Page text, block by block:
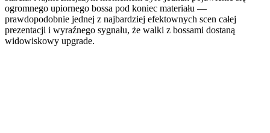
ogromnego upiornego bossa pod koniec materiału —
prawdopodobnie jednej z najbardziej efektownych scen całej
prezentacji i wyraźnego sygnału, że walki z bossami dostaną
widowiskowy upgrade.